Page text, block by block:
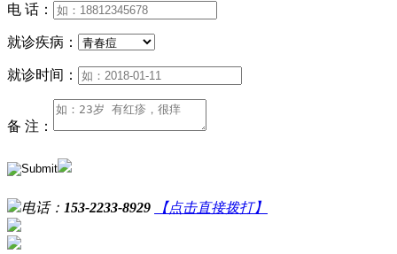
电 话：
就诊疾病：
就诊时间：
备 注：
电话： 153-2233-8929 【点击直接拨打】